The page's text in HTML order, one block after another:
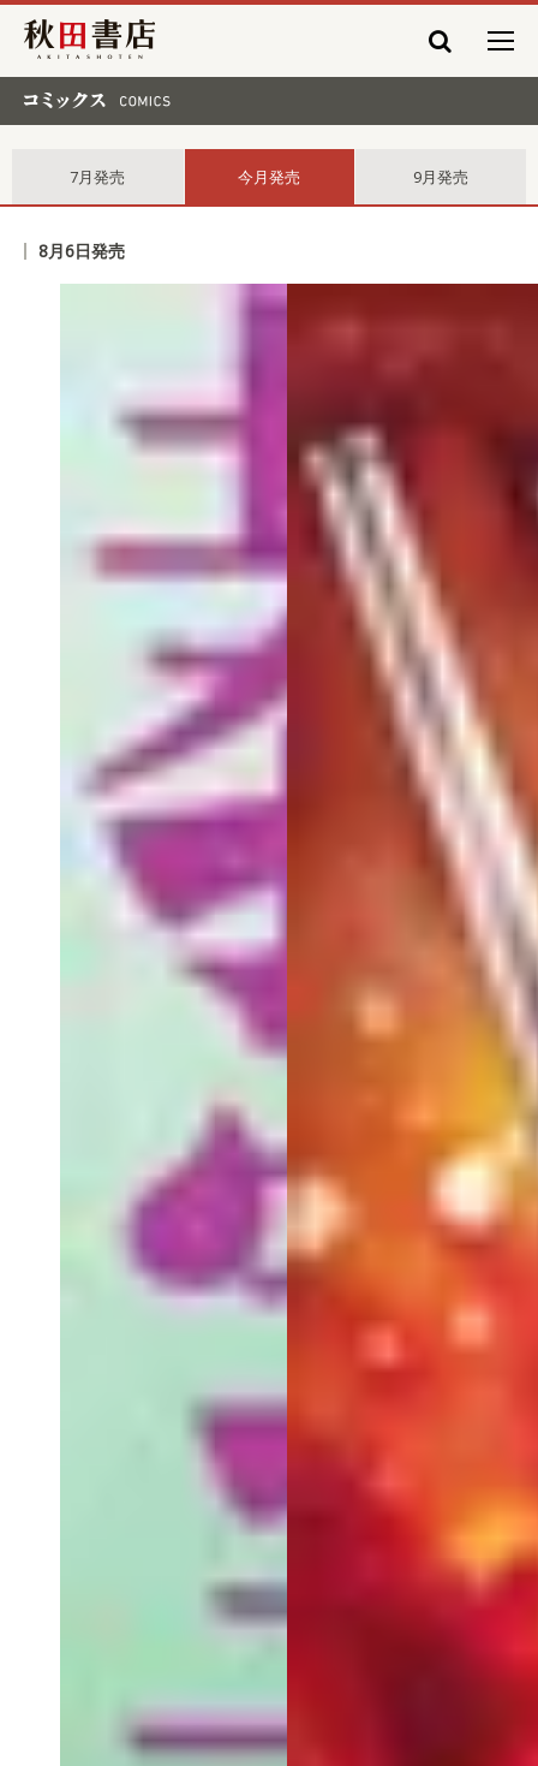
秋田書店
7月発売 今月発売 9月発売
8月6日発売